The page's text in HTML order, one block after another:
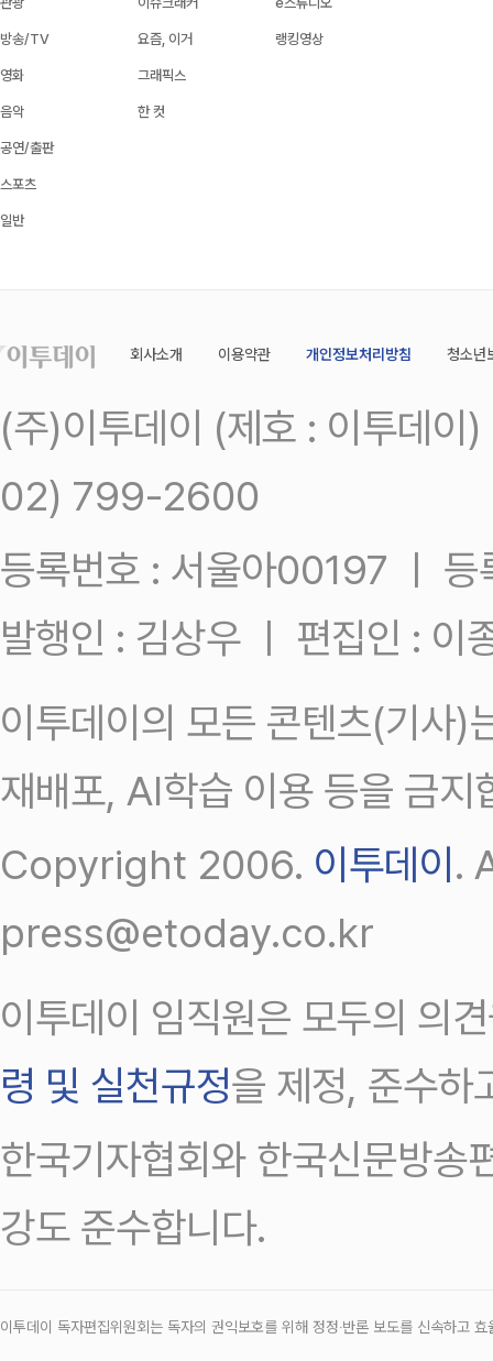
방송/TV
영화
음악
공연/출판
스포츠
일반
요즘, 이거
그래픽스
한 컷
랭킹영상
회사소개 이용약관 개인정보처리방침 청소년
(주)이투데이 (제호 : 이투데
02) 799-2600
등록번호 : 서울아00197 ㅣ
발행인 : 김상우 ㅣ 편집인 : 이
이투데이의 모든 콘텐츠(기사)
재배포, AI학습 이용 등을 금지
Copyright 2006. 이투데이.
press@etoday.co.kr
이투데이 임직원은 모두의 의
령 및 실천규정을 제정, 준수하
한국기자협회와 한국신문방송
강도 준수합니다.
이투데이 독자편집위원회는 독자의 권익보호를 위해 정정‧반론 보도를 신속하고